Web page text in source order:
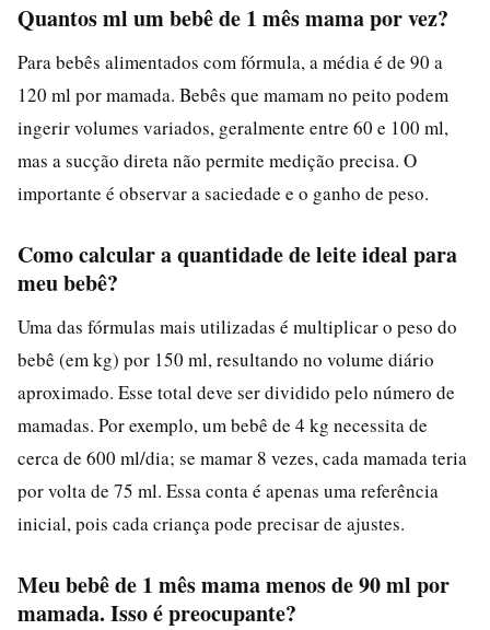
Quantos ml um bebê de 1 mês mama por vez?
Para bebês alimentados com fórmula, a média é de 90 a
120 ml por mamada. Bebês que mamam no peito podem
ingerir volumes variados, geralmente entre 60 e 100 ml,
mas a sucção direta não permite medição precisa. O
importante é observar a saciedade e o ganho de peso.
Como calcular a quantidade de leite ideal para
meu bebê?
Uma das fórmulas mais utilizadas é multiplicar o peso do
bebê (em kg) por 150 ml, resultando no volume diário
aproximado. Esse total deve ser dividido pelo número de
mamadas. Por exemplo, um bebê de 4 kg necessita de
cerca de 600 ml/dia; se mamar 8 vezes, cada mamada teria
por volta de 75 ml. Essa conta é apenas uma referência
inicial, pois cada criança pode precisar de ajustes.
Meu bebê de 1 mês mama menos de 90 ml por
mamada. Isso é preocupante?